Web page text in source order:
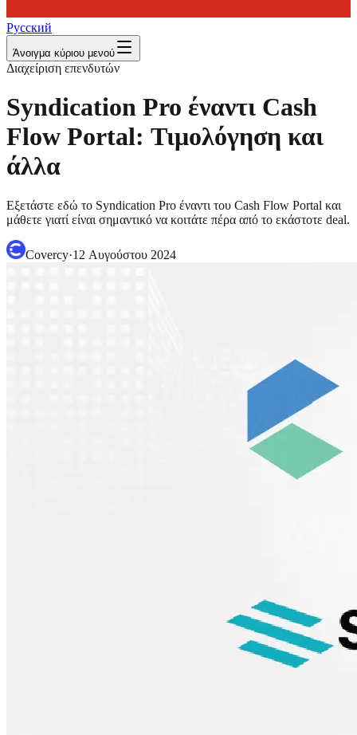
Русский
Άνοιγμα κύριου μενού
Διαχείριση επενδυτών
Syndication Pro έναντι Cash
Flow Portal: Τιμολόγηση και
άλλα
Εξετάστε εδώ το Syndication Pro έναντι του Cash Flow Portal και
μάθετε γιατί είναι σημαντικό να κοιτάτε πέρα από το εκάστοτε deal.
Covercy·12 Αυγούστου 2024